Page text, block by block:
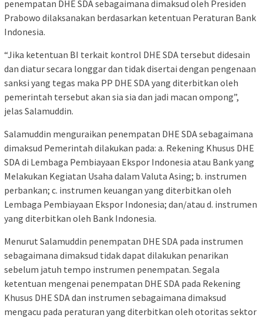
penempatan DHE SDA sebagaimana dimaksud oleh Presiden
Prabowo dilaksanakan berdasarkan ketentuan Peraturan Bank
Indonesia.
“Jika ketentuan BI terkait kontrol DHE SDA tersebut didesain
dan diatur secara longgar dan tidak disertai dengan pengenaan
sanksi yang tegas maka PP DHE SDA yang diterbitkan oleh
pemerintah tersebut akan sia sia dan jadi macan ompong”,
jelas Salamuddin.
Salamuddin menguraikan penempatan DHE SDA sebagaimana
dimaksud Pemerintah dilakukan pada: a. Rekening Khusus DHE
SDA di Lembaga Pembiayaan Ekspor Indonesia atau Bank yang
Melakukan Kegiatan Usaha dalam Valuta Asing; b. instrumen
perbankan; c. instrumen keuangan yang diterbitkan oleh
Lembaga Pembiayaan Ekspor Indonesia; dan/atau d. instrumen
yang diterbitkan oleh Bank Indonesia.
Menurut Salamuddin penempatan DHE SDA pada instrumen
sebagaimana dimaksud tidak dapat dilakukan penarikan
sebelum jatuh tempo instrumen penempatan. Segala
ketentuan mengenai penempatan DHE SDA pada Rekening
Khusus DHE SDA dan instrumen sebagaimana dimaksud
mengacu pada peraturan yang diterbitkan oleh otoritas sektor